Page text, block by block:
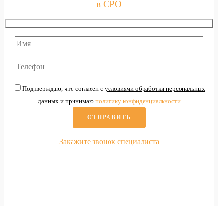
в СРО
Подтверждаю, что согласен с условиями обработки персональных
данныхи принимаю политику конфиденциальности
Закажите звонок специалиста